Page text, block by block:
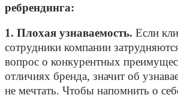
ребрендинга:
1. Плохая узнаваемость. Если
сотрудники компании
вопрос о конкурентных
отличиях бренда, значит об
не мечтать. Чтобы напомнить о